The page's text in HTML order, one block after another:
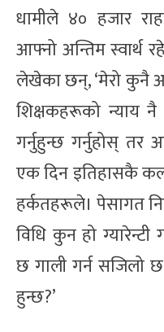
धामीले ४० हजार
आफ्नो अन्तिम
लेखेका छन्, ‘मेरो कुनै
शिक्षकहरूको न्याय नै
गर्नुहुन्छ गर्नुहोस् तर
एक दिन इतिहासकै
हर्कतहरूले। पेसागत
विधि कुन हो
छ गाली गर्न सजिलो
हुन्छ?’